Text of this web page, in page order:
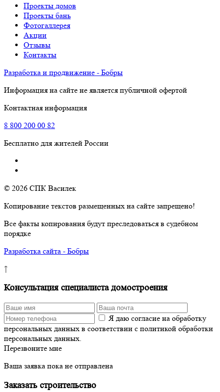
Проекты домов
Проекты бань
Фотогаллерея
Акции
Отзывы
Контакты
Разработка и продвижение - Бобры
Информация на сайте не является публичной офертой
Контактная информация
8 800 200 00 82
Бесплатно для жителей России
© 2026 СПК Василек
Копирование текстов размещенных на сайте запрещено!
Все факты копирования будут преследоваться в судебном
порядке
Разработка сайта - Бобры
↑
Консультация специалиста домостроения
Я даю согласие на обработку
персональных данных в соответствии с политикой обработки
персональных данных.
Перезвоните мне
Ваша заявка пока не отправлена
Заказать строительство